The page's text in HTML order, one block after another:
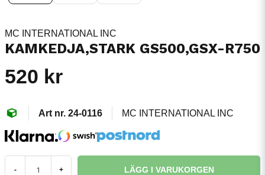
MC INTERNATIONAL INC
KAMKEDJA,STARK GS500,GSX-R750
520 kr
24-0116 MC INTERNATIONAL INC
- + LÄGG I VARUKORGEN